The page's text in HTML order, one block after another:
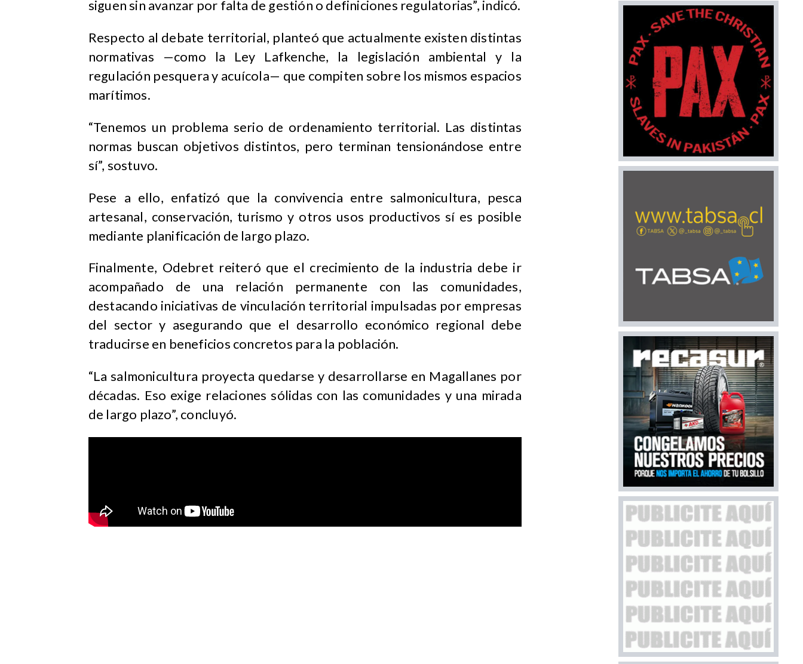
siguen sin avanzar por falta de gestión o definiciones regulatorias”, indicó.
Respecto al debate territorial, planteó que actualmente existen distintas
normativas —como la Ley Lafkenche, la legislación ambiental y la
regulación pesquera y acuícola— que compiten sobre los mismos espacios
marítimos.
“Tenemos un problema serio de ordenamiento territorial. Las distintas
normas buscan objetivos distintos, pero terminan tensionándose entre
sí”, sostuvo.
Pese a ello, enfatizó que la convivencia entre salmonicultura, pesca
artesanal, conservación, turismo y otros usos productivos sí es posible
mediante planificación de largo plazo.
Finalmente, Odebret reiteró que el crecimiento de la industria debe ir
acompañado de una relación permanente con las comunidades,
destacando iniciativas de vinculación territorial impulsadas por empresas
del sector y asegurando que el desarrollo económico regional debe
traducirse en beneficios concretos para la población.
“La salmonicultura proyecta quedarse y desarrollarse en Magallanes por
décadas. Eso exige relaciones sólidas con las comunidades y una mirada
de largo plazo”, concluyó.